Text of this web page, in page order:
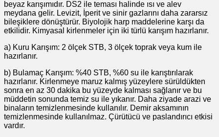
beyaz karışımıdır. DS2 ile teması halinde ısı ve alev
meydana gelir. Levizit, İperit ve sinir gazlarını daha zararsız
bileşiklere dönüştürür. Biyolojik harp maddelerine karşı da
etkilidir. Kimyasal kirlenmeler için iki türlü karışım hazırlanır.
a) Kuru Karışım: 2 ölçek STB, 3 ölçek toprak veya kum ile
hazırlanır.
b) Bulamaç Karışım: %40 STB, %60 su ile karıştırılarak
hazırlanır. Kirlenmeye maruz kalmış yüzeylere sürüldükten
sonra en az 30 dakika bu yüzeyde kalması sağlanır ve bu
müddetin sonunda temiz su ile yıkanır. Daha ziyade arazi ve
binaların temizlenmesinde kullanılır. Demir aksamının
temizlenmesinde kullanılmaz. Çürütücü ve paslandırıcı etkisi
vardır.